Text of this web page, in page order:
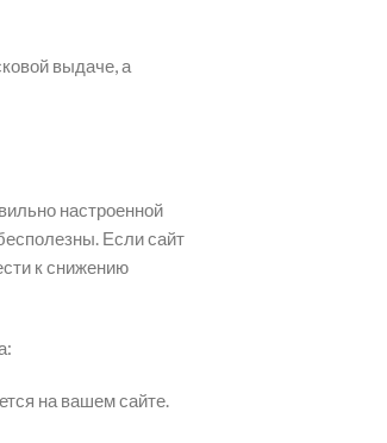
выдаче, а
настроенной
Если сайт
к снижению
на вашем сайте.